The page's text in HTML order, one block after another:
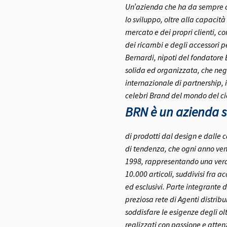
Un’azienda che ha da
lo sviluppo, oltre alla
mercato e dei propri clienti,
dei ricambi e degli accessori
Bernardi, nipoti del fondatore
solida ed organizzata, che
internazionale di partnership,
celebri Brand del mondo del
BRN è un azienda
di prodotti dal design e dalle
di tendenza, che ogni anno
1998, rappresentando una
10.000 articoli, suddivisi fra
ed esclusivi. Parte integrante
preziosa rete di Agenti
soddisfare le esigenze degli
realizzati con passione e